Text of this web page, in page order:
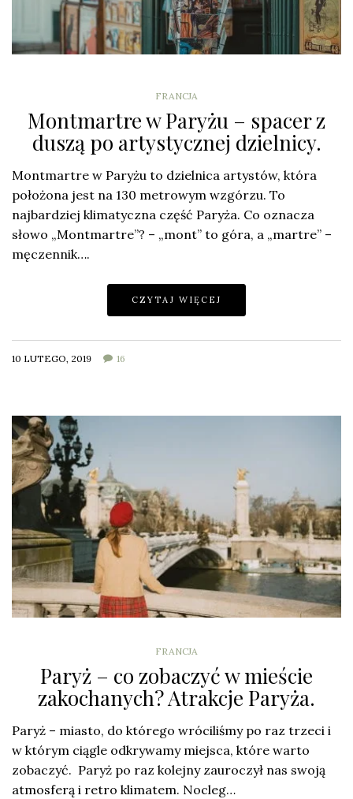
FRANCJA
Montmartre w Paryżu – spacer z
duszą po artystycznej dzielnicy.
Montmartre w Paryżu to dzielnica artystów, która
położona jest na 130 metrowym wzgórzu. To
najbardziej klimatyczna część Paryża. Co oznacza
słowo „Montmartre”? – „mont” to góra, a „martre” –
męczennik….
CZYTAJ WIĘCEJ
10 LUTEGO, 2019 16
FRANCJA
Paryż – co zobaczyć w mieście
zakochanych? Atrakcje Paryża.
Paryż – miasto, do którego wróciliśmy po raz trzeci i
w którym ciągle odkrywamy miejsca, które warto
zobaczyć. Paryż po raz kolejny zauroczył nas swoją
atmosferą i retro klimatem. Nocleg…